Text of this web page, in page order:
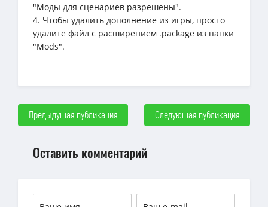
"Моды для сценариев разрешены".
4. Чтобы удалить дополнение из игры, просто
удалите файл с расширением .package из папки
"Mods".
Предыдущая публикация Следующая публикация
Оставить комментарий